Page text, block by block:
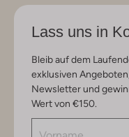
Lass uns in
Bleib auf dem
exklusiven
Newsletter und
Wert von €150.